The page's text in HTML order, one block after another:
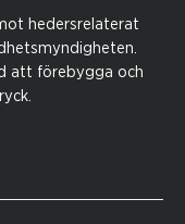
hedersrelaterat
att förebygga och